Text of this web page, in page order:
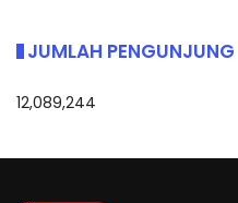
JUMLAH PENGUNJUNG
12,089,244